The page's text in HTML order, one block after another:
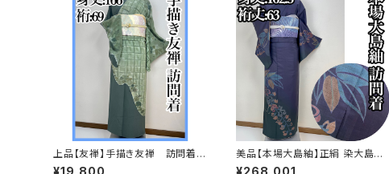
上品【友禅】手描き友禅 訪問着
正絹s697
美品【本場大島紬】正絹 染大島紬
訪問着s776